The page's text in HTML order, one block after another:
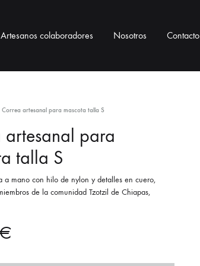
ACCESORIOS
Correas para bolsos o cámaras
Lanyards / Portagafete
Artesanos colaboradores Nosotros Contacto
Correa artesanal para mascota talla S
artesanal para
talla S
a mano con hilo de nylon y detalles en cuero,
de la comunidad Tzotzil de Chiapas,